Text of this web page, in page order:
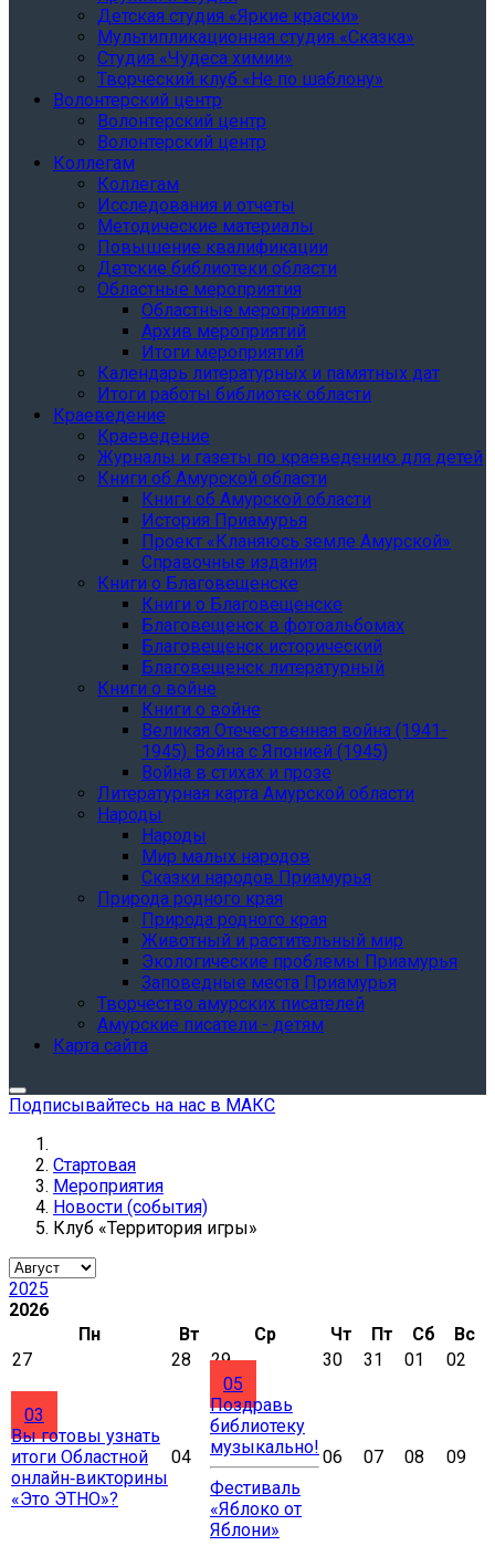
Детская студия «Яркие краски»
Мультипликационная студия «Сказка»
Студия «Чудеса химии»
Творческий клуб «Не по шаблону»
Волонтерский центр
Волонтерский центр
Волонтерский центр
Коллегам
Коллегам
Исследования и отчеты
Методические материалы
Повышение квалификации
Детские библиотеки области
Областные мероприятия
Областные мероприятия
Архив мероприятий
Итоги мероприятий
Календарь литературных и памятных дат
Итоги работы библиотек области
Краеведение
Краеведение
Журналы и газеты по краеведению для детей
Книги об Амурской области
Книги об Амурской области
История Приамурья
Проект «Кланяюсь земле Амурской»
Справочные издания
Книги о Благовещенске
Книги о Благовещенске
Благовещенск в фотоальбомах
Благовещенск исторический
Благовещенск литературный
Книги о войне
Книги о войне
Великая Отечественная война (1941-
1945). Война с Японией (1945)
Война в стихах и прозе
Литературная карта Амурской области
Народы
Народы
Мир малых народов
Сказки народов Приамурья
Природа родного края
Природа родного края
Животный и растительный мир
Экологические проблемы Приамурья
Заповедные места Приамурья
Творчество амурских писателей
Амурские писатели - детям
Карта сайта
Подписывайтесь на нас в МАКС
Стартовая
Мероприятия
Новости (события)
Клуб «Территория игры»
2025
2026
Пн
Вт Ср Чт Пт Сб
Вс
27
28 29 30 31 01 02
03
Вы готовы узнать
итоги Областной
онлайн‑викторины
«Это ЭТНО»?
04
05
Поздравь
библиотеку
музыкально!
Фестиваль
«Яблоко от
Яблони»
06 07 08 09